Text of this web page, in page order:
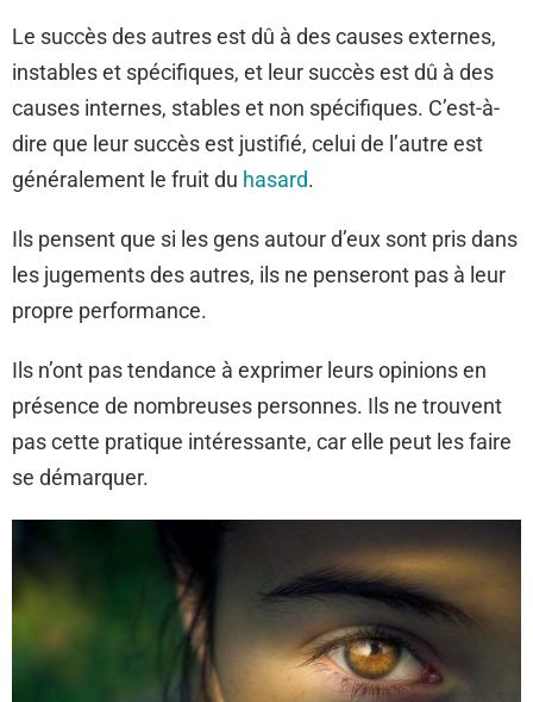
Le succès des autres est dû à des causes externes,
instables et spécifiques, et leur succès est dû à des
causes internes, stables et non spécifiques. C’est-à-
dire que leur succès est justifié, celui de l’autre est
généralement le fruit du hasard.
Ils pensent que si les gens autour d’eux sont pris dans
les jugements des autres, ils ne penseront pas à leur
propre performance.
Ils n’ont pas tendance à exprimer leurs opinions en
présence de nombreuses personnes. Ils ne trouvent
pas cette pratique intéressante, car elle peut les faire
se démarquer.